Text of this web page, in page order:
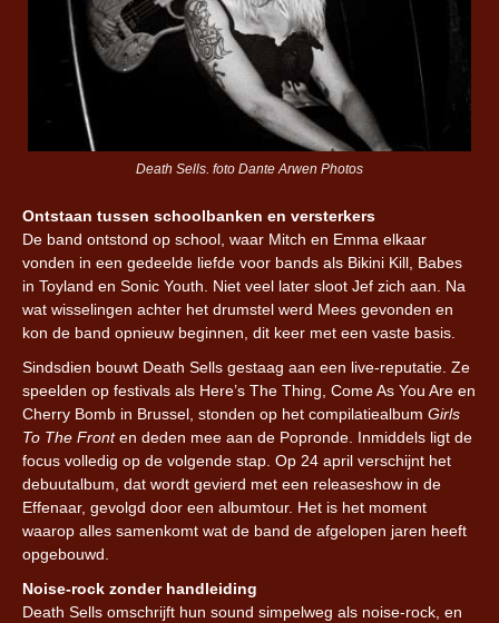
Death Sells. foto Dante Arwen Photos
Ontstaan tussen schoolbanken en versterkers
De band ontstond op school, waar Mitch en Emma elkaar
vonden in een gedeelde liefde voor bands als Bikini Kill, Babes
in Toyland en Sonic Youth. Niet veel later sloot Jef zich aan. Na
wat wisselingen achter het drumstel werd Mees gevonden en
kon de band opnieuw beginnen, dit keer met een vaste basis.
Sindsdien bouwt Death Sells gestaag aan een live-reputatie. Ze
speelden op festivals als Here’s The Thing, Come As You Are en
Cherry Bomb in Brussel, stonden op het compilatiealbum Girls
To The Fronten deden mee aan de Popronde. Inmiddels ligt de
focus volledig op de volgende stap. Op 24 april verschijnt het
debuutalbum, dat wordt gevierd met een releaseshow in de
Effenaar, gevolgd door een albumtour. Het is het moment
waarop alles samenkomt wat de band de afgelopen jaren heeft
opgebouwd.
Noise-rock zonder handleiding
Death Sells omschrijft hun sound simpelweg als noise-rock, en